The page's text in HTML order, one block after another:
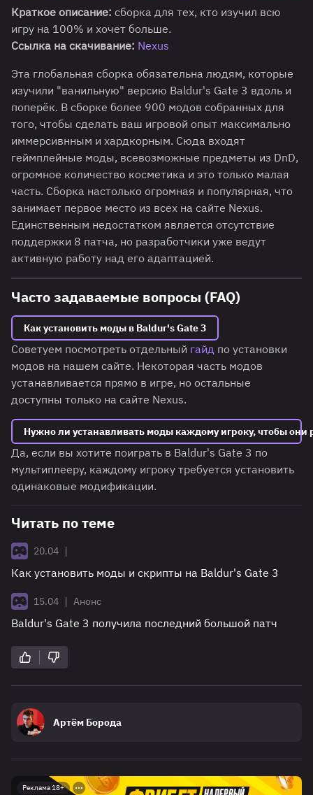
Краткое описание: сборка для тех, кто изучил всю
игру на 100% и хочет больше.
Ссылка на скачивание: Nexus
Эта глобальная сборка обязательна людям, которые
изучили "ванильную" версию Baldur's Gate 3 вдоль и
поперёк. В сборке более 900 модов собранных для
того, чтобы сделать ваш игровой опыт максимально
иммерсивнным и хардкорным. Сюда входят
геймплейные моды, всевозможные предметы из DnD,
огромное количество косметика и это только малая
часть. Сборка настолько огромная и популярная, что
занимает первое место из всех на сайте Nexus.
Единственным недостатком является отсутствие
поддержки 8 патча, но разработчики уже ведут
активную работу над его адаптацией.
Часто задаваемые вопросы (FAQ)
Как установить моды в Baldur's Gate 3
Советуем посмотреть отдельный гайд по установки
модов на нашем сайте. Некоторая часть модов
устанавливается прямо в игре, но остальные
доступны только на сайте Nexus.
Нужно ли устанавливать моды каждому игроку, чтобы они
Да, если вы хотите поиграть в Baldur's Gate 3 по
мультиплееру, каждому игроку требуется установить
одинаковые модификации.
Читать по теме
20.04 |
Как установить моды и скрипты на Baldur's Gate 3
15.04 | Анонс
Baldur's Gate 3 получила последний большой патч
Артём Борода
Реклама 18+